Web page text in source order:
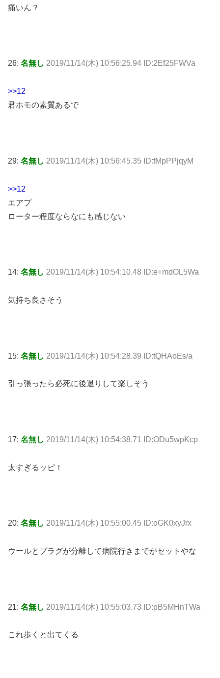
痛いん？
26: 名無し 2019/11/14(木) 10:56:25.94 ID:2Ef25FWVa
>>12
君ホモの素質あるで
29: 名無し 2019/11/14(木) 10:56:45.35 ID:fMpPPjqyM
>>12
エアプ
ローター程度ならなにも感じない
14: 名無し 2019/11/14(木) 10:54:10.48 ID:e+mdOL5Wa
気持ち良さそう
15: 名無し 2019/11/14(木) 10:54:28.39 ID:tQHAoEs/a
引っ張ったら必死に後退りして楽しそう
17: 名無し 2019/11/14(木) 10:54:38.71 ID:ODu5wpKcp
太すぎるッピ！
20: 名無し 2019/11/14(木) 10:55:00.45 ID:oGK0xyJrx
ウールとプラグが分離して病院行きまでがセットやな
21: 名無し 2019/11/14(木) 10:55:03.73 ID:pB5MHnTWa
これ歩くと出てくる